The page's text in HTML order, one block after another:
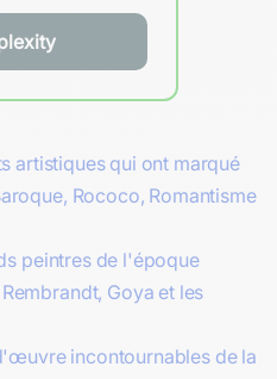
artistiques qui ont marqué
Rococo, Romantisme
peintres de l'époque
Goya et les
incontournables de la